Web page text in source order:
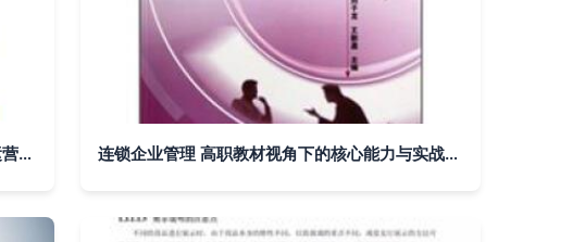
连锁门店进存货与盘点管理 连锁企业规范化运营指南 连锁企业管理 高职教材视角下的核心能力与实战策略